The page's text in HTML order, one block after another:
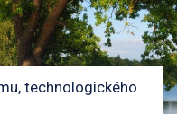
technologického